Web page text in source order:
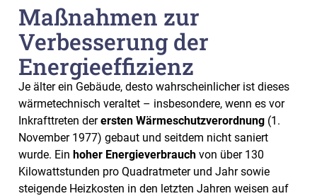
Maßnahmen zur
Verbesserung der
Energieeffizienz
Je älter ein Gebäude, desto wahrscheinlicher ist dieses
wärmetechnisch veraltet – insbesondere, wenn es vor
Inkrafttreten derersten Wärmeschutzverordnung (1.
November 1977) gebaut und seitdem nicht saniert
wurde. Ein hoher Energieverbrauch von über 130
Kilowattstunden pro Quadratmeter und Jahr sowie
steigende Heizkosten in den letzten Jahren weisen auf